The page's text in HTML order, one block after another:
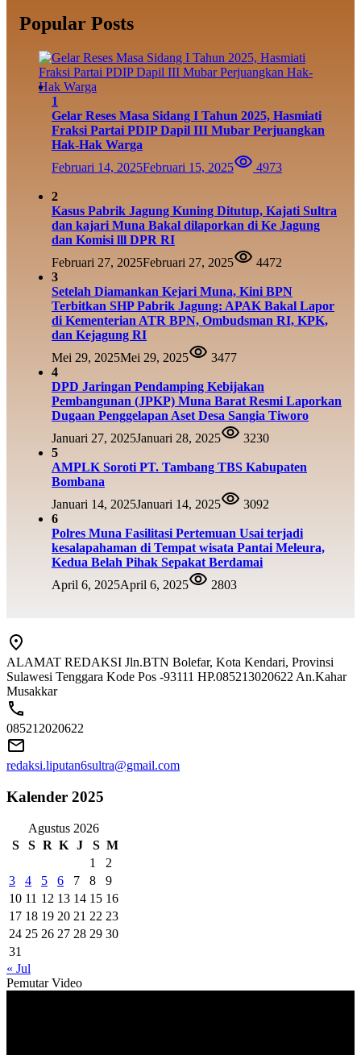
Popular Posts
1
Gelar Reses Masa Sidang I Tahun 2025, Hasmiati
Fraksi Partai PDIP Dapil III Mubar Perjuangkan
Hak-Hak Warga
Februari 14, 2025Februari 15, 2025 4973
2
Kasus Pabrik Jagung Kuning Ditutup, Kajati Sultra
dan kajari Muna Bakal dilaporkan di Ke Jagung
dan Komisi lll DPR RI
Februari 27, 2025Februari 27, 2025
4472
3
Setelah Diamankan Kejari Muna, Kini BPN
Terbitkan SHP Pabrik Jagung: APAK Bakal Lapor
di Kementerian ATR BPN, Ombudsman RI, KPK,
dan Kejagung RI
Mei 29, 2025Mei 29, 2025
3477
4
DPD Jaringan Pendamping Kebijakan
Pembangunan (JPKP) Muna Barat Resmi Laporkan
Dugaan Penggelapan Aset Desa Sangia Tiworo
Januari 27, 2025Januari 28, 2025
3230
5
AMPLK Soroti PT. Tambang TBS Kabupaten
Bombana
Januari 14, 2025Januari 14, 2025
3092
6
Polres Muna Fasilitasi Pertemuan Usai terjadi
kesalapahaman di Tempat wisata Pantai Meleura,
Kedua Belah Pihak Sepakat Berdamai
April 6, 2025April 6, 2025 2803
ALAMAT REDAKSI Jln.BTN Bolefar, Kota Kendari, Provinsi
Sulawesi Tenggara Kode Pos -93111 HP.085213020622 An.Kahar
Musakkar
085212020622
redaksi.liputan6sultra@gmail.com
Kalender 2025
Agustus 2026
S
S R K J S M
1
2
3
4 5 6 7 8
9
10 11 12 13 14 15 16
17 18 19 20 21 22 23
24 25 26 27 28 29 30
31
« Jul
Pemutar Video